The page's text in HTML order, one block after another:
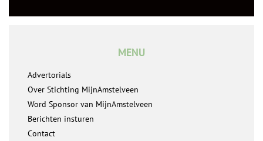
MENU
Advertorials
Over Stichting MijnAmstelveen
Word Sponsor van MijnAmstelveen
Berichten insturen
Contact